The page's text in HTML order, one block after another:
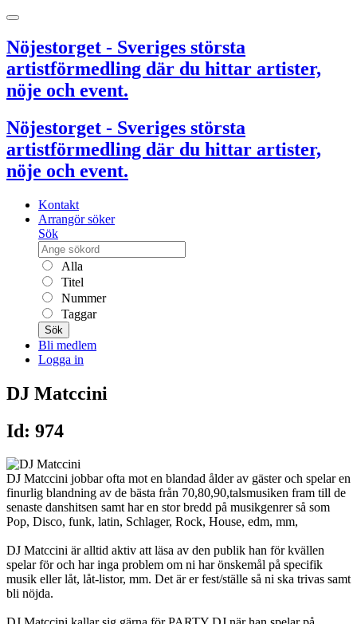
Nöjestorget - Sveriges största
artistförmedling där du hittar artister,
nöje och event.
Nöjestorget - Sveriges största
artistförmedling där du hittar artister,
nöje och event.
Kontakt
Arrangör söker
Sök
Alla
Titel
Nummer
Taggar
Sök
Bli medlem
Logga in
DJ Matccini
Id: 974
DJ Matccini jobbar ofta mot en blandad ålder av gäster och spelar en
finurlig blandning av de bästa från 70,80,90,talsmusiken fram till de
senaste danshitsen samt har en stor bredd på musikgenrer så som
Pop, Disco, funk, latin, Schlager, Rock, House, edm, mm,
DJ Matccini är alltid aktiv att läsa av den publik han för kvällen
spelar för och har inga problem om ni har önskemål på specifik
musik eller låt, låt-listor, mm. Det är er fest/ställe så ni ska trivas samt
bli nöjda.